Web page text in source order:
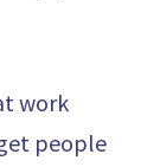
work
people